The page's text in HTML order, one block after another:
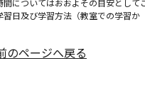
についてはおおよその目安として
日及び学習方法（教室での学習か
のページへ戻る